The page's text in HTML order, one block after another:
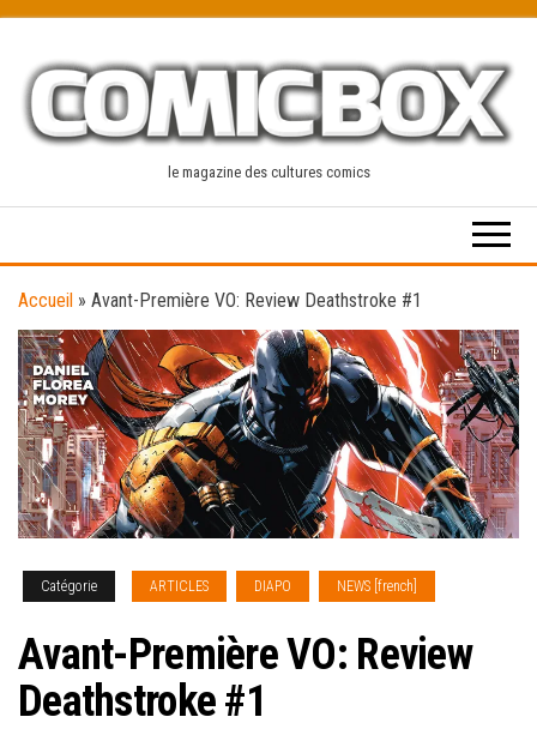
content
le magazine des cultures comics
Accueil » Avant-Première VO: Review Deathstroke #1
Catégorie ARTICLES DIAPO NEWS [french]
Avant-Première VO: Review
Deathstroke #1